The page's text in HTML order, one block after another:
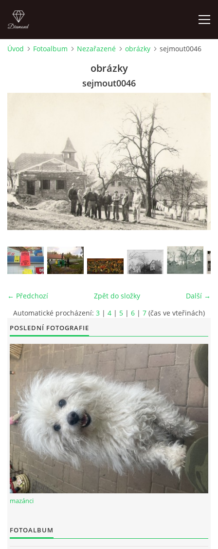
Pepouch
+420605716650
pepouch@seznam.cz
© 2026 eStránky.cz |RSS|Tisk|Aktualizováno: 26. 6. 2026|Nahoru ↑
Úvod Fotoalbum Nezařazené obrázky sejmout0046
obrázky
sejmout0046
← Předchozí Další →
Zpět do složky
Automatické procházení: 3 | 4 | 5 | 6 | 7 (čas ve vteřinách)
POSLEDNÍ FOTOGRAFIE
mazánci
FOTOALBUM